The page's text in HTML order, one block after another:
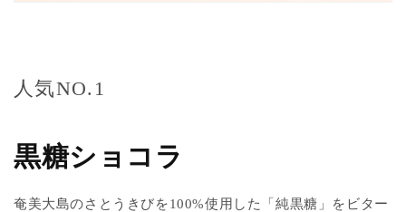
人気NO.1
黒糖ショコラ
奄美大島のさとうきびを100%使用した「純黒糖」をビター